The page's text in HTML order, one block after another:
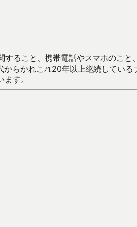
ること、携帯電話やスマホのこ
からかれこれ20年以上継続して
す。